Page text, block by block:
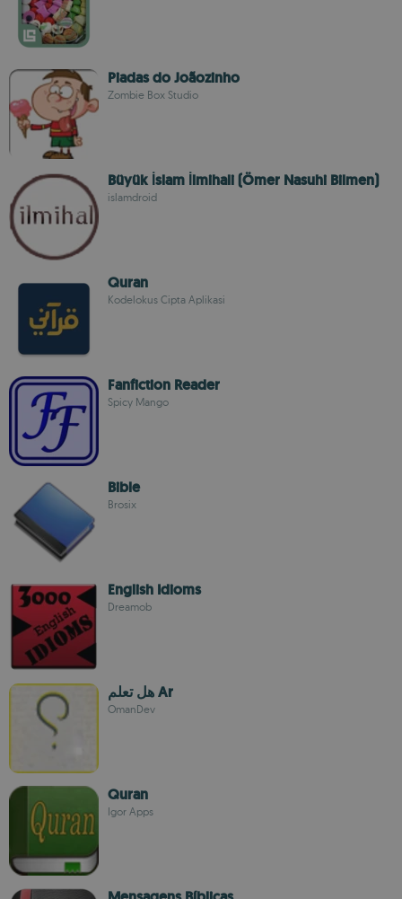
Piadas do Joãozinho
Zombie Box Studio
Büyük İslam İlmihali (Ömer Nasuhi Bilmen)
islamdroid
Quran
Kodelokus Cipta Aplikasi
Fanfiction Reader
Spicy Mango
Bible
Brosix
English Idioms
Dreamob
هل تعلم Ar
OmanDev
Quran
Igor Apps